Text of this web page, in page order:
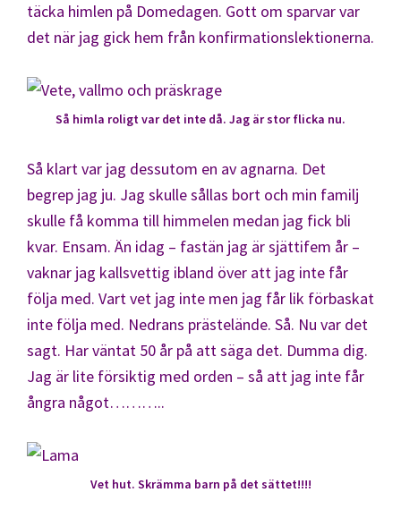
täcka himlen på Domedagen. Gott om sparvar var
det när jag gick hem från konfirmationslektionerna.
Så himla roligt var det inte då. Jag är stor flicka nu.
Så klart var jag dessutom en av agnarna. Det
begrep jag ju. Jag skulle sållas bort och min familj
skulle få komma till himmelen medan jag fick bli
kvar. Ensam. Än idag – fastän jag är sjättifem år –
vaknar jag kallsvettig ibland över att jag inte får
följa med. Vart vet jag inte men jag får lik förbaskat
inte följa med. Nedrans prästelände. Så. Nu var det
sagt. Har väntat 50 år på att säga det. Dumma dig.
Jag är lite försiktig med orden – så att jag inte får
ångra något………..
Vet hut. Skrämma barn på det sättet!!!!